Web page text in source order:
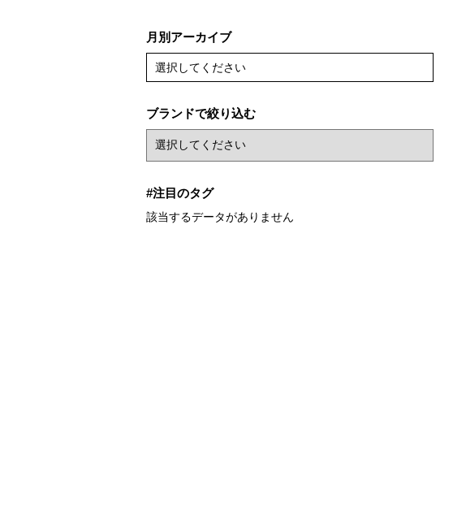
月別アーカイブ
選択してください
ブランドで絞り込む
#注目のタグ
該当するデータがありません